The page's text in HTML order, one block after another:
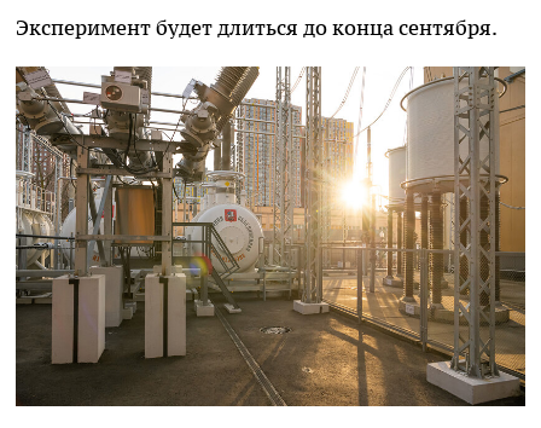
Эксперимент будет длиться до конца сентября.